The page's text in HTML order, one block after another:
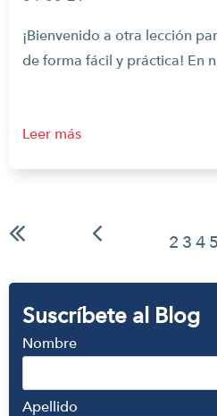
¡Bienvenido a otra lección
de forma fácil y práctica! En
Leer más
2 3 4 5
Suscríbete al Blog
Nombre
Apellido